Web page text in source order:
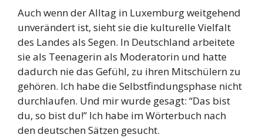
Auch wenn der Alltag in Luxemburg weitgehend
unverändert ist, sieht sie die kulturelle Vielfalt
des Landes als Segen. In Deutschland arbeitete
sie als Teenagerin als Moderatorin und hatte
dadurch nie das Gefühl, zu ihren Mitschülern zu
gehören. Ich habe die Selbstfindungsphase nicht
durchlaufen. Und mir wurde gesagt: “Das bist
du, so bist du!” Ich habe im Wörterbuch nach
den deutschen Sätzen gesucht.